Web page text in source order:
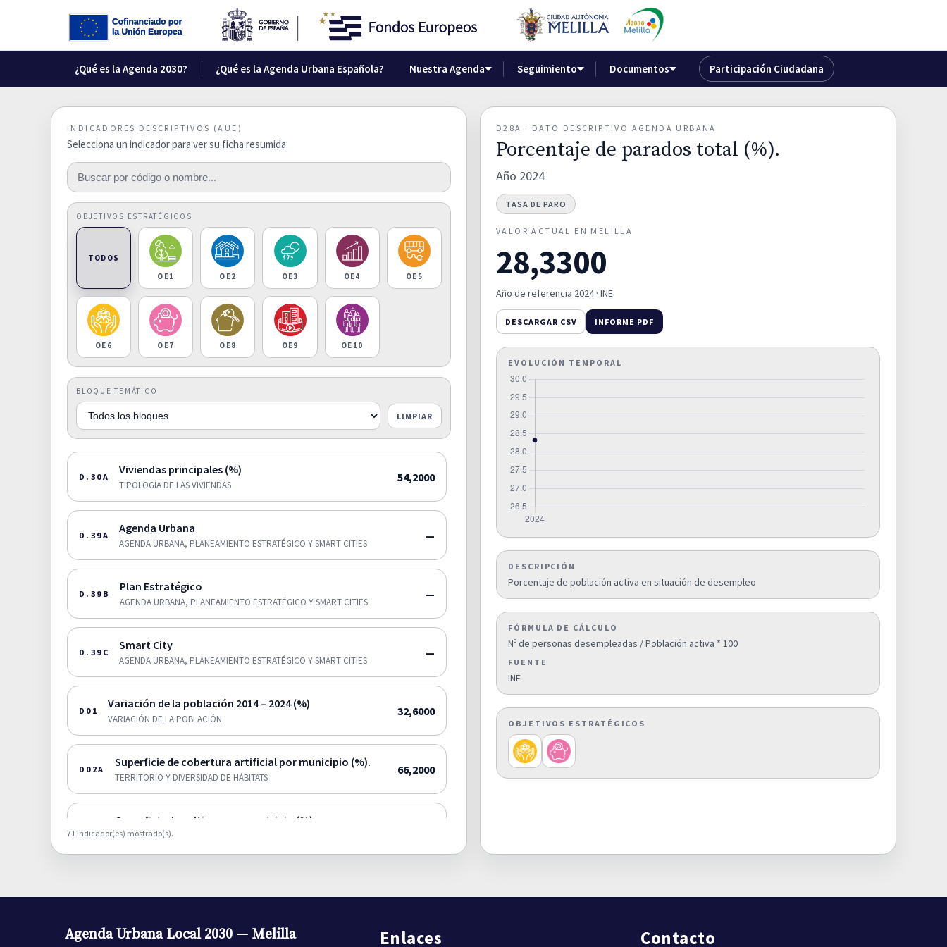
¿Qué es la Agenda 2030? ¿Qué es la Agenda Urbana Española? Nuestra Agenda Seguimiento Documentos Participación Ciudadana
INDICADORES DESCRIPTIVOS (AUE)
Selecciona un indicador para ver su ficha resumida.
OBJETIVOS ESTRATÉGICOS
TODOS
OE1
OE2 OE3 OE4 OE5
OE6 OE7 OE8 OE9 OE10
BLOQUE TEMÁTICO
LIMPIAR
D.30A
Viviendas principales (%)
TIPOLOGÍA DE LAS VIVIENDAS
54,2000
D.39A
Agenda Urbana
AGENDA URBANA, PLANEAMIENTO ESTRATÉGICO Y SMART CITIES
—
D.39B
Plan Estratégico
AGENDA URBANA, PLANEAMIENTO ESTRATÉGICO Y SMART CITIES
—
D.39C
Smart City
AGENDA URBANA, PLANEAMIENTO ESTRATÉGICO Y SMART CITIES
—
D01
Variación de la población 2014 – 2024 (%)
VARIACIÓN DE LA POBLACIÓN
32,6000
D02A
Superficie de cobertura artificial por municipio (%).
TERRITORIO Y DIVERSIDAD DE HÁBITATS
66,2000
Superficie de cultivos por municipio (%).
TERRITORIO Y DIVERSIDAD DE HÁBITATS
TERRITORIO Y DIVERSIDAD DE HÁBITATS
Superficie de zona forestal y dehesas por municipio
71 indicador(es) mostrado(s).
D28A · DATO DESCRIPTIVO AGENDA URBANA
Porcentaje de parados total (%).
Año 2024
TASA DE PARO
VALOR ACTUAL EN MELILLA
28,3300
Año de referencia 2024 · INE
DESCARGAR CSV INFORME PDF
EVOLUCIÓN TEMPORAL
DESCRIPCIÓN
Porcentaje de población activa en situación de desempleo
FÓRMULA DE CÁLCULO
Nº de personas desempleadas / Población activa * 100
FUENTE
INE
OBJETIVOS ESTRATÉGICOS
Agenda Urbana Local 2030 — Melilla Enlaces Contacto